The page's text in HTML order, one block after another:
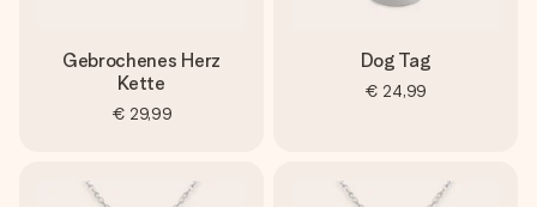
Gebrochenes Herz
Kette
€ 29,99
Dog Tag
€ 24,99